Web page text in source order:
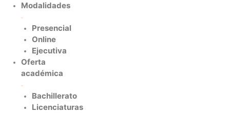
Modalidades
Presencial
Online
Ejecutiva
Oferta
académica
Bachillerato
Licenciaturas